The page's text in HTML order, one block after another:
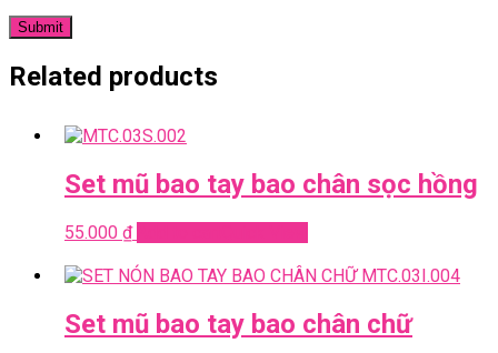
Related products
Set mũ bao tay bao chân sọc hồng
55.000 ₫
Set mũ bao tay bao chân chữ